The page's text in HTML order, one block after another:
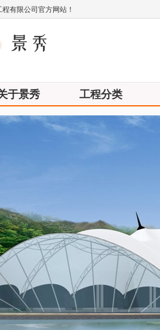
有限公司官方网站！
于景秀 工程分类